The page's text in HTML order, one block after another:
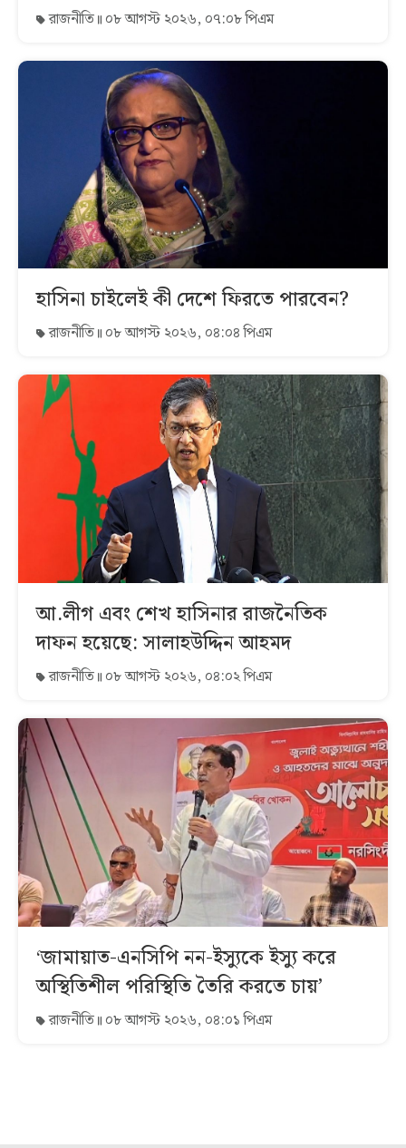
রাজনীতি ০৮ আগস্ট ২০২৬, ০৭:০৮ পিএম
হাসিনা চাইলেই কী দেশে ফিরতে পারবেন?
রাজনীতি ০৮ আগস্ট ২০২৬, ০৪:০৪ পিএম
আ.লীগ এবং শেখ হাসিনার রাজনৈতিক
দাফন হয়েছে: সালাহউদ্দিন আহমদ
রাজনীতি ০৮ আগস্ট ২০২৬, ০৪:০২ পিএম
‘জামায়াত-এনসিপি নন-ইস্যুকে ইস্যু করে
অস্থিতিশীল পরিস্থিতি তৈরি করতে চায়’
রাজনীতি ০৮ আগস্ট ২০২৬, ০৪:০১ পিএম